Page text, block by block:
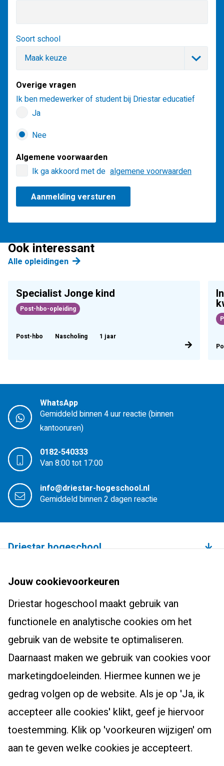
Soort school
Overige vragen
Ik ben medewerker of student bij Driestar educatief
Ja
Nee
Algemene voorwaarden
Ik ga akkoord met de algemene voorwaarden
Ook interessant
Alle opleidingen
Specialist Jonge kind
Post-hbo-opleiding
Post-hbo Nascholing 1 jaar
WhatsApp
Gemiddeld binnen 4 uur reactie (binnen
kantooruren)
0182-540333
Van 8:00 tot 17:00
info@driestar-hogeschool.nl
Gemiddeld binnen 2 dagen reactie
Driestar hogeschool
Studium Generale
Studentenhuisvesting
Onderzoekscentrum
Werken bij Driestar hogeschool
Contact
Bachelors
Leraar basisonderwijs (pabo)
Leraar voortgezet onderwijs
Pedagogiek
Studiekeuzehulp
Masters, Ad en post-hbo
Ad-PEP
Post-hbo-opleidingen
Masters
Voor studenten
Info werkplekleren
Bibliotheek
Eduweb
Alumni
Nascholingsaanbod
Overstappen naar het onderwijs?
Zij-instroom leraar basisonderwijs
Zij-instroom leraar voortgezet onderwijs
Driestar.Contact.Facebook
Driestar.Contact.Instagram
Driestar.Contact.WhatsApp
Privacy
Cookievoorkeuren beheren
Jouw cookievoorkeuren
Driestar hogeschool maakt gebruik van
functionele en analytische cookies om het
gebruik van de website te optimaliseren.
Daarnaast maken we gebruik van cookies voor
marketingdoeleinden. Hiermee kunnen we je
gedrag volgen op de website. Als je op 'Ja, ik
accepteer alle cookies' klikt, geef je hiervoor
toestemming. Klik op 'voorkeuren wijzigen' om
aan te geven welke cookies je accepteert.